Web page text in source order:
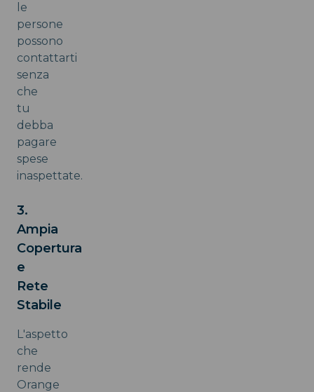
le
persone
possono
contattarti
senza
che
tu
debba
pagare
spese
inaspettate.
3.
Ampia
Copertura
e
Rete
Stabile
L'aspetto
che
rende
Orange